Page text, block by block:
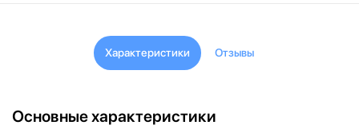
Характеристики Отзывы
Основные характеристики